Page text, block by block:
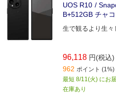
UOS R10 /
B+512GB チャ
生で観るより生々
96,118 円(税込)
962 ポイント (1%)
最短 8/11(火) にお
在庫あり